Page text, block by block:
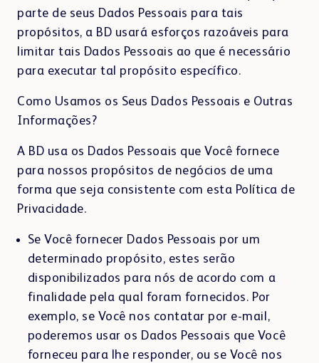
parte de seus Dados Pessoais para tais
propósitos, a BD usará esforços razoáveis para
limitar tais Dados Pessoais ao que é necessário
para executar tal propósito específico.
Como Usamos os Seus Dados Pessoais e Outras
Informações?
A BD usa os Dados Pessoais que Você fornece
para nossos propósitos de negócios de uma
forma que seja consistente com esta Política de
Privacidade.
Se Você fornecer Dados Pessoais por um
determinado propósito, estes serão
disponibilizados para nós de acordo com a
finalidade pela qual foram fornecidos. Por
exemplo, se Você nos contatar por e-mail,
poderemos usar os Dados Pessoais que Você
forneceu para lhe responder, ou se Você nos